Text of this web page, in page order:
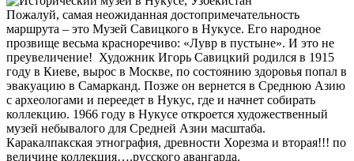
Пожалуй, самая неожиданная достопримечательность
маршрута – это Музей Савицкого в Нукусе. Его народное
прозвище весьма красноречиво: «Лувр в пустыне». И это не
преувеличение! Художник Игорь Савицкий родился в 1915
году в Киеве, вырос в Москве, по состоянию здоровья попал в
эвакуацию в Самарканд. Позже он вернется в Среднюю Азию
с археологами и переедет в Нукус, где и начнет собирать
коллекцию. 1966 году в Нукусе откроется художественный
музей небывалого для Средней Азии масштаба.
Каракалпакская этнография, древности Хорезма и вторая!!! по
величине коллекция….русского авангарда.